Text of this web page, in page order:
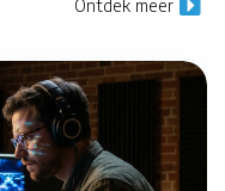
Ontdek meer